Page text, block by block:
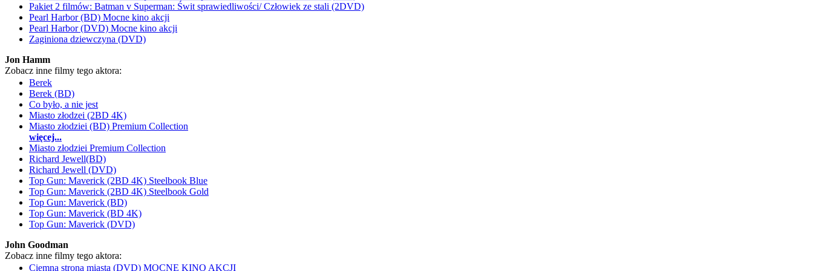
Pakiet 2 filmów: Batman v Superman: Świt sprawiedliwości/ Człowiek ze stali (2DVD)
Pearl Harbor (BD) Mocne kino akcji
Pearl Harbor (DVD) Mocne kino akcji
Zaginiona dziewczyna (DVD)
Jon Hamm
Zobacz inne filmy tego aktora:
Berek
Berek (BD)
Co było, a nie jest
Miasto złodzei (2BD 4K)
Miasto złodziei (BD) Premium Collection
więcej...
Miasto złodziei Premium Collection
Richard Jewell(BD)
Richard Jewell (DVD)
Top Gun: Maverick (2BD 4K) Steelbook Blue
Top Gun: Maverick (2BD 4K) Steelbook Gold
Top Gun: Maverick (BD)
Top Gun: Maverick (BD 4K)
Top Gun: Maverick (DVD)
John Goodman
Zobacz inne filmy tego aktora:
Ciemna strona miasta (DVD) MOCNE KINO AKCJI